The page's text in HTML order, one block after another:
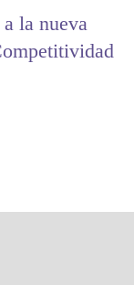
la nueva